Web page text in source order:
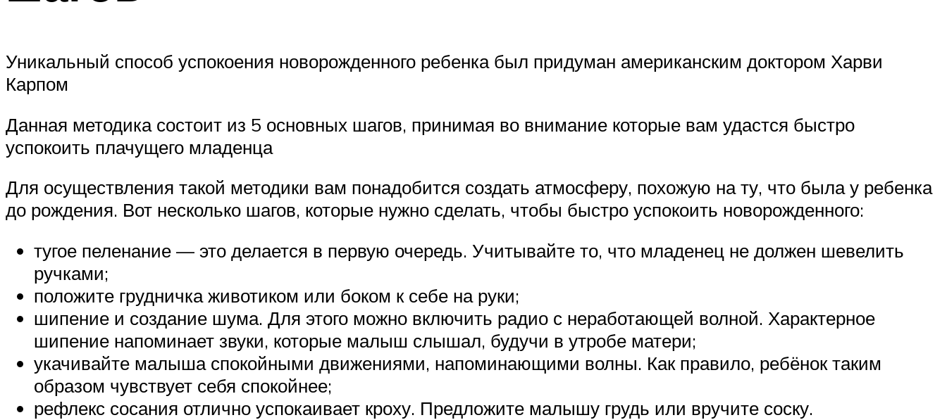
Уникальный способ успокоения новорожденного ребенка был придуман американским доктором Харви
Карпом
Данная методика состоит из 5 основных шагов, принимая во внимание которые вам удастся быстро
успокоить плачущего младенца
Для осуществления такой методики вам понадобится создать атмосферу, похожую на ту, что была у ребенка
до рождения. Вот несколько шагов, которые нужно сделать, чтобы быстро успокоить новорожденного:
тугое пеленание — это делается в первую очередь. Учитывайте то, что младенец не должен шевелить
ручками;
положите грудничка животиком или боком к себе на руки;
шипение и создание шума. Для этого можно включить радио с неработающей волной. Характерное
шипение напоминает звуки, которые малыш слышал, будучи в утробе матери;
укачивайте малыша спокойными движениями, напоминающими волны. Как правило, ребёнок таким
образом чувствует себя спокойнее;
рефлекс сосания отлично успокаивает кроху. Предложите малышу грудь или вручите соску.